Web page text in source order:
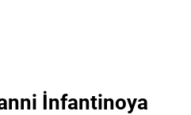
İnfantinoya